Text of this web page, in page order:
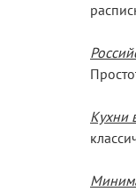
Кухни